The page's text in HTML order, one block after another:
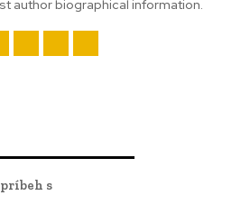
author biographical information.
s